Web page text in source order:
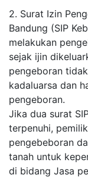
2. Surat Izin
Bandung (SIP
melakukan
sejak ijin
pengeboran
kadaluarsa dan
pengeboran.
Jika dua surat
terpenuhi,
pengebeboran
tanah untuk
di bidang Jasa